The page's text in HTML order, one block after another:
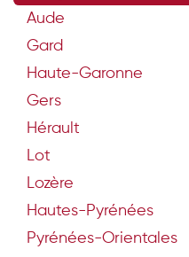
Aude
Gard
Haute-Garonne
Gers
Hérault
Lot
Lozère
Hautes-Pyrénées
Pyrénées-Orientales